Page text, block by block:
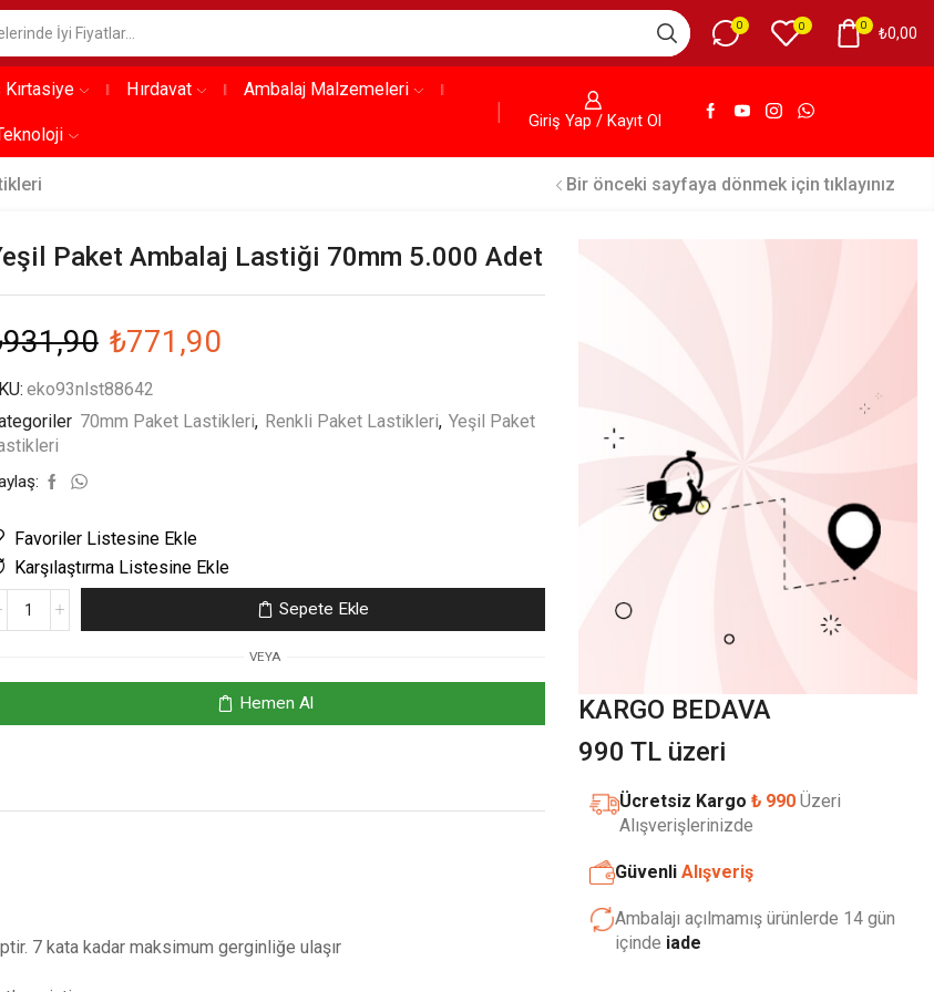
0 0 0 ₺0,00
Hırdavat Ambalaj Malzemeleri
Giriş Yap / Kayıt Ol
Bir önceki sayfaya dönmek için tıklayınız
Paket Ambalaj Lastiği 70mm 5.000 Adet
931,90 ₺771,90
eko93nlst88642
70mm Paket Lastikleri, Renkli Paket Lastikleri, Yeşil Paket
Favoriler Listesine Ekle
Karşılaştırma Listesine Ekle
Sepete Ekle
VEYA
Hemen Al
7 kata kadar maksimum gerginliğe ulaşır
KARGO BEDAVA
990 TL üzeri
Ücretsiz Kargo ₺ 990 Üzeri
Alışverişlerinizde
Güvenli Alışveriş
Ambalajı açılmamış ürünlerde 14 gün
içinde iade